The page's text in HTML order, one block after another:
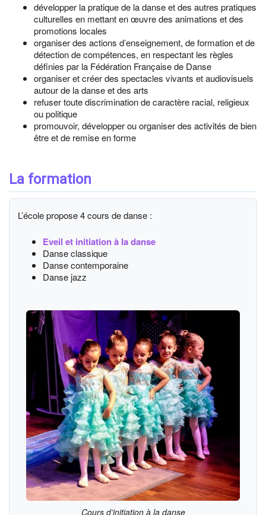
développer la pratique de la danse et des autres pratiques
culturelles en mettant en œuvre des animations et des
promotions locales
organiser des actions d’enseignement, de formation et de
détection de compétences, en respectant les règles
définies par la Fédération Française de Danse
organiser et créer des spectacles vivants et audiovisuels
autour de la danse et des arts
refuser toute discrimination de caractère racial, religieux
ou politique
promouvoir, développer ou organiser des activités de bien
être et de remise en forme
La formation
L’école propose 4 cours de danse :
Eveil et initiation à la danse
Danse classique
Danse contemporaine
Danse jazz
Cours d’initiation à la danse